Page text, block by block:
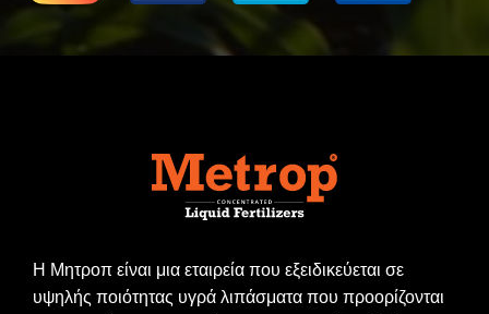
Η Μητροπ είναι μια εταιρεία που εξειδικεύεται σε
υψηλής ποιότητας υγρά λιπάσματα που προορίζονται